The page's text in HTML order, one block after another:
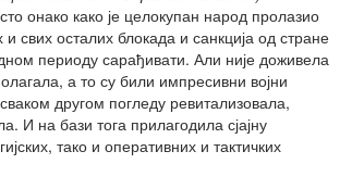
онако како је целокупан народ пролазио
свих осталих блокада и санкција од стране
периоду сарађивати. Али није доживела
а то су били импресивни војни
другом погледу ревитализовала,
И на бази тога прилагодила сјајну
тако и оперативних и тактичких